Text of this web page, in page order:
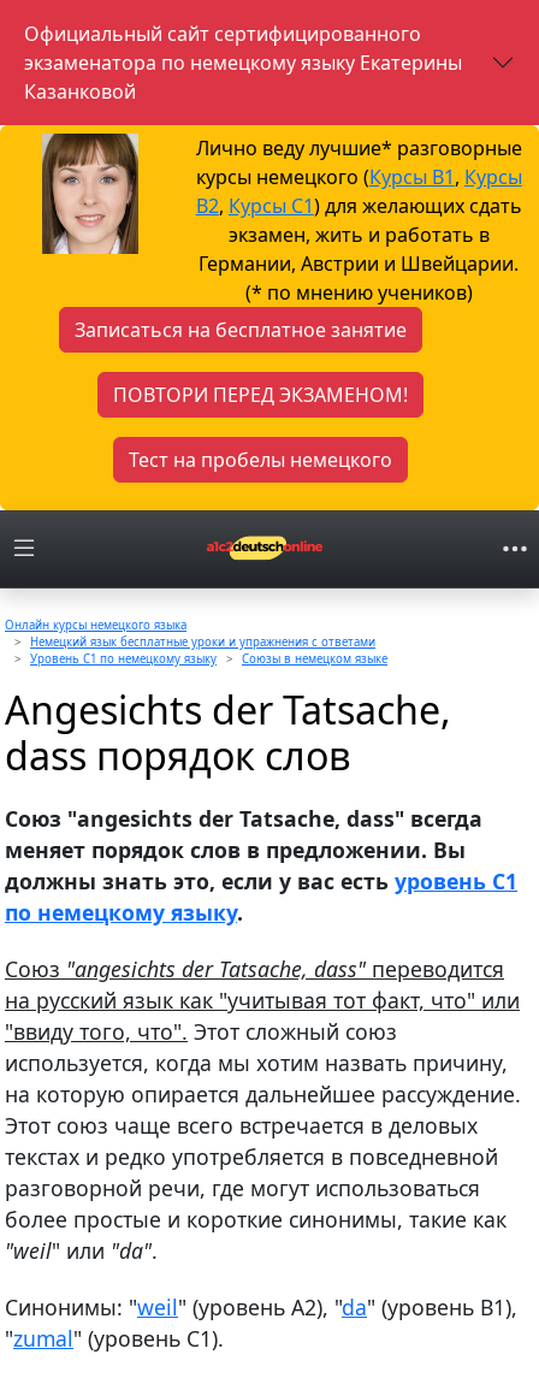
Официальный сайт сертифицированного
экзаменатора по немецкому языку Екатерины
Казанковой
Лично веду лучшие* разговорные
курсы немецкого (Курсы B1, Курсы
B2, Курсы С1) для желающих сдать
экзамен, жить и работать в
Германии, Австрии и Швейцарии.
(* по мнению учеников)
Записаться на бесплатное занятие
ПОВТОРИ ПЕРЕД ЭКЗАМЕНОМ!
Тест на пробелы немецкого
Онлайн курсы немецкого языка
Немецкий язык бесплатные уроки и упражнения с ответами
Уровень C1 по немецкому языку
Союзы в немецком языке
Angesichts der Tatsache,
dass порядок слов
Союз "angesichts der Tatsache, dass" всегда
меняет порядок слов в предложении. Вы
должны знать это, если у вас есть уровень С1
по немецкому языку.
Союз "angesichts der Tatsache, dass"переводится
на русский язык как "учитывая тот факт, что" или
"ввиду того, что". Этот сложный союз
используется, когда мы хотим назвать причину,
на которую опирается дальнейшее рассуждение.
Этот союз чаще всего встречается в деловых
текстах и редко употребляется в повседневной
разговорной речи, где могут использоваться
более простые и короткие синонимы, такие как
"weil" или "da".
Синонимы: "weil" (уровень А2), "da" (уровень В1),
"zumal" (уровень С1).